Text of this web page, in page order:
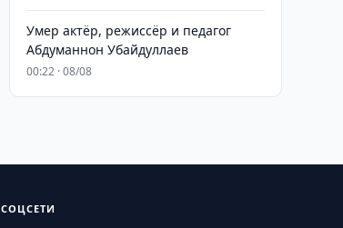
Умер актёр, режиссёр и педагог
Абдуманнон Убайдуллаев
00:22 · 08/08
СОЦСЕТИ